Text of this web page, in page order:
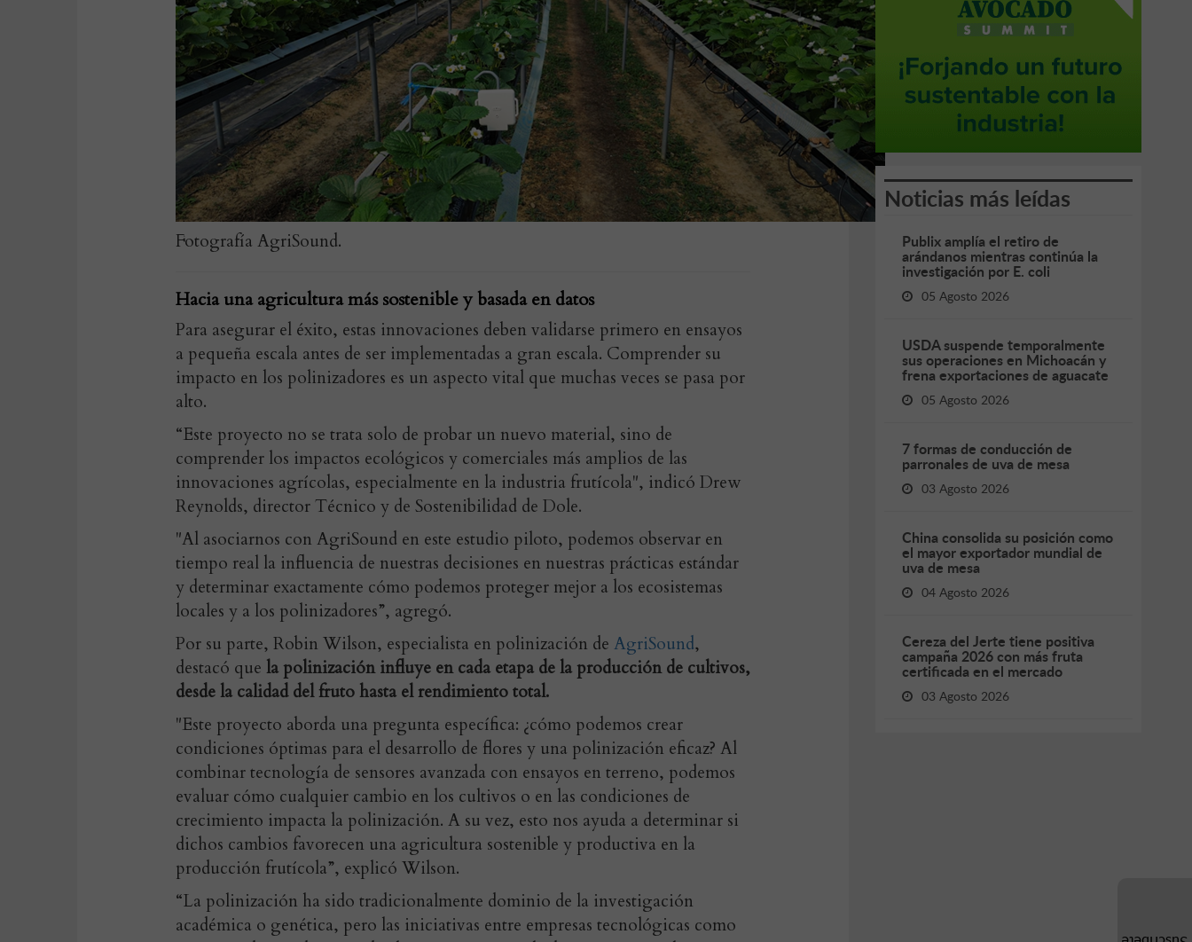
Fotografía AgriSound.
Hacia una agricultura más sostenible y basada en datos
Para asegurar el éxito, estas innovaciones deben validarse primero en ensayos
a pequeña escala antes de ser implementadas a gran escala. Comprender su
impacto en los polinizadores es un aspecto vital que muchas veces se pasa por
alto.
“Este proyecto no se trata solo de probar un nuevo material, sino de
comprender los impactos ecológicos y comerciales más amplios de las
innovaciones agrícolas, especialmente en la industria frutícola", indicó Drew
Reynolds, director Técnico y de Sostenibilidad de Dole.
"Al asociarnos con AgriSound en este estudio piloto, podemos observar en
tiempo real la influencia de nuestras decisiones en nuestras prácticas estándar
y determinar exactamente cómo podemos proteger mejor a los ecosistemas
locales y a los polinizadores”, agregó.
Por su parte, Robin Wilson, especialista en polinización de AgriSound,
destacó que la polinización influye en cada etapa de la producción de cultivos,
desde la calidad del fruto hasta el rendimiento total.
"Este proyecto aborda una pregunta específica: ¿cómo podemos crear
condiciones óptimas para el desarrollo de flores y una polinización eficaz? Al
combinar tecnología de sensores avanzada con ensayos en terreno, podemos
evaluar cómo cualquier cambio en los cultivos o en las condiciones de
crecimiento impacta la polinización. A su vez, esto nos ayuda a determinar si
dichos cambios favorecen una agricultura sostenible y productiva en la
producción frutícola”, explicó Wilson.
“La polinización ha sido tradicionalmente dominio de la investigación
académica o genética, pero las iniciativas entre empresas tecnológicas como
Noticias más leídas
Publix amplía el retiro de
arándanos mientras continúa la
investigación por E. coli
05 Agosto 2026
USDA suspende temporalmente
sus operaciones en Michoacán y
frena exportaciones de aguacate
05 Agosto 2026
7 formas de conducción de
parronales de uva de mesa
03 Agosto 2026
China consolida su posición como
el mayor exportador mundial de
uva de mesa
04 Agosto 2026
Cereza del Jerte tiene positiva
campaña 2026 con más fruta
certificada en el mercado
03 Agosto 2026